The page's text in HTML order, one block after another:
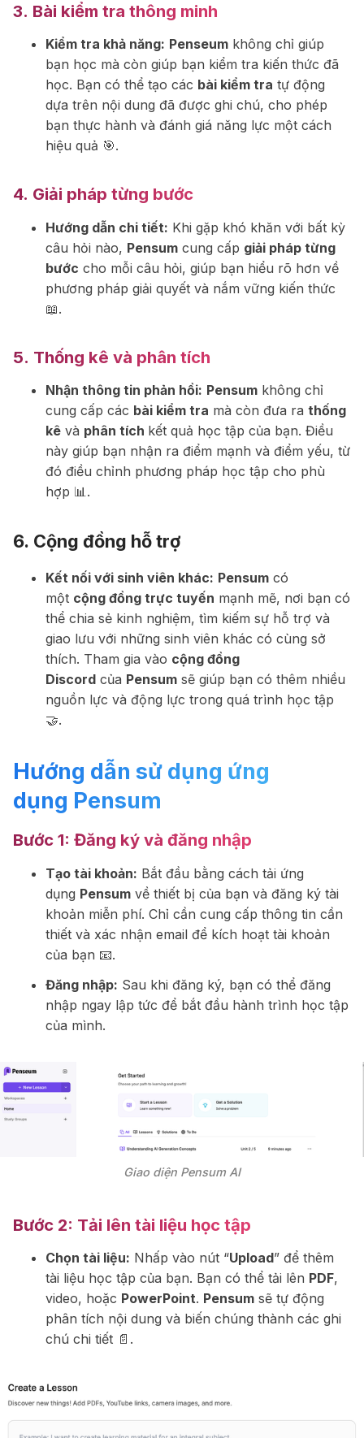
3. Bài kiểm tra thông minh
Kiểm tra khả năng: Penseum không chỉ giúp
bạn học mà còn giúp bạn kiểm tra kiến thức đã
học. Bạn có thể tạo các bài kiểm tra tự động
dựa trên nội dung đã được ghi chú, cho phép
bạn thực hành và đánh giá năng lực một cách
hiệu quả 🎯.
4. Giải pháp từng bước
Hướng dẫn chi tiết: Khi gặp khó khăn với bất kỳ
câu hỏi nào, Pensum cung cấp giải pháp từng
bước cho mỗi câu hỏi, giúp bạn hiểu rõ hơn về
phương pháp giải quyết và nắm vững kiến thức
📖.
5. Thống kê và phân tích
Nhận thông tin phản hồi: Pensum không chỉ
cung cấp các bài kiểm tra mà còn đưa ra thống
kê và phân tích kết quả học tập của bạn. Điều
này giúp bạn nhận ra điểm mạnh và điểm yếu, từ
đó điều chỉnh phương pháp học tập cho phù
hợp 📊.
6. Cộng đồng hỗ trợ
Kết nối với sinh viên khác: Pensum có
một cộng đồng trực tuyến mạnh mẽ, nơi bạn có
thể chia sẻ kinh nghiệm, tìm kiếm sự hỗ trợ và
giao lưu với những sinh viên khác có cùng sở
thích. Tham gia vào cộng đồng
Discord của Pensum sẽ giúp bạn có thêm nhiều
nguồn lực và động lực trong quá trình học tập
🤝.
Hướng dẫn sử dụng ứng
dụng Pensum
Bước 1: Đăng ký và đăng nhập
Tạo tài khoản: Bắt đầu bằng cách tải ứng
dụng Pensum về thiết bị của bạn và đăng ký tài
khoản miễn phí. Chỉ cần cung cấp thông tin cần
thiết và xác nhận email để kích hoạt tài khoản
của bạn 📧.
Đăng nhập: Sau khi đăng ký, bạn có thể đăng
nhập ngay lập tức để bắt đầu hành trình học tập
của mình.
Giao diện Pensum AI
Bước 2: Tải lên tài liệu học tập
Chọn tài liệu: Nhấp vào nút “Upload” để thêm
tài liệu học tập của bạn. Bạn có thể tải lên PDF,
video, hoặc PowerPoint. Pensum sẽ tự động
phân tích nội dung và biến chúng thành các ghi
chú chi tiết 📄.